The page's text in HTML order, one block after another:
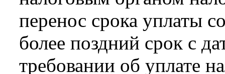
перенос срока уплаты
более поздний срок с
требовании об уплате